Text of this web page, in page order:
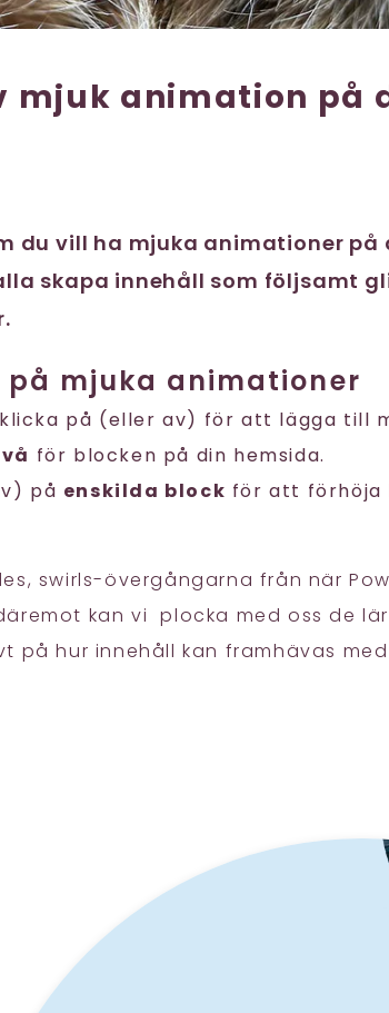
mjuk animation på
du vill ha mjuka animationer på
skapa innehåll som följsamt
mjuka animationer
på (eller av) för att lägga till
för blocken på din hemsida.
på enskilda block för att förhöja
swirls-övergångarna från när
kan vi plocka med oss de
på hur innehåll kan framhävas